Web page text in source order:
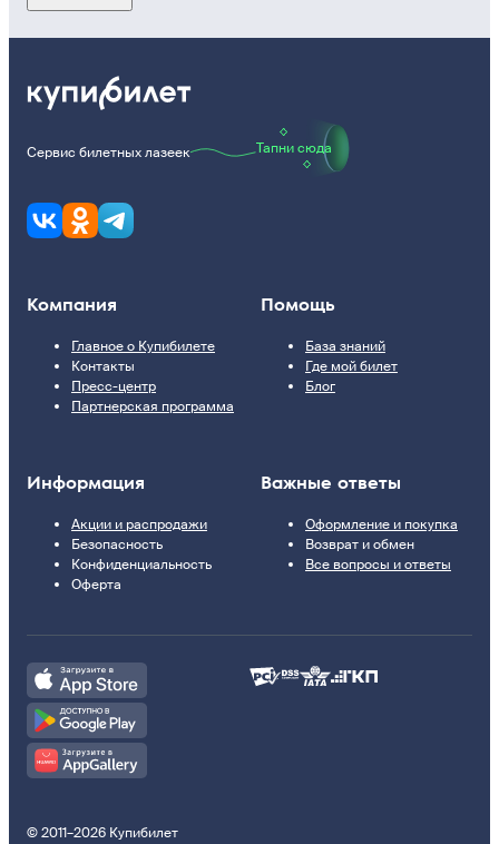
Сервис билетных лазеек Тапни сюда
Компания
Главное о Купибилете
Контакты
Пресс-центр
Партнерская программа
Помощь
База знаний
Где мой билет
Блог
Информация
Акции и распродажи
Безопасность
Конфиденциальность
Оферта
Важные ответы
Оформление и покупка
Возврат и обмен
Все вопросы и ответы
© 2011–2026 Купибилет